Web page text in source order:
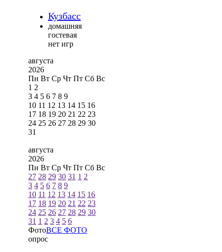
Кузбасс
домашняя
гостевая
нет игр
августа
2026
Пн Вт Ср Чт Пт Сб Вс
1 2
3 4 5 6 7 8 9
10 11 12 13 14 15 16
17 18 19 20 21 22 23
24 25 26 27 28 29 30
31
августа
2026
Пн Вт Ср Чт Пт Сб Вс
27 28 29 30 31 1 2
3 4 5 6 7 8 9
10 11 12 13 14 15 16
17 18 19 20 21 22 23
24 25 26 27 28 29 30
31 1 2 3 4 5 6
ФотоВСЕ ФОТО
опрос